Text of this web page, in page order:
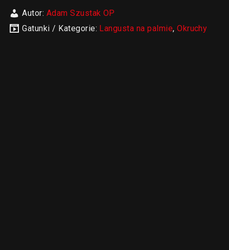
Autor: Adam Szustak OP
Gatunki / Kategorie: Langusta na palmie,Okruchy